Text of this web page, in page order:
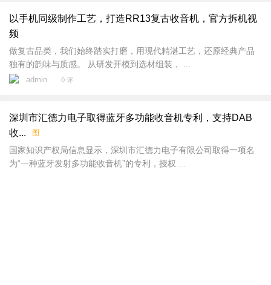
以手机同级制作工艺，打造RR13复古收音机，官方拆机视
频
做复古品类，我们始终踏实打磨，用现代精湛工艺，还原经典产品
独有的韵味与质感。 从研发开模到选材组装， ...
admin 0 评
深圳市汇德力电子取得蓝牙多功能收音机专利，支持DAB
收...
图
国家知识产权局信息显示，深圳市汇德力电子有限公司取得一项名
为“一种蓝牙发射多功能收音机”的专利，授权 ...